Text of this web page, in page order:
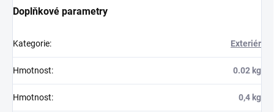
Doplňkové parametry
Kategorie: Exteriér
Hmotnost: 0.02 kg
Hmotnost: 0,4 kg